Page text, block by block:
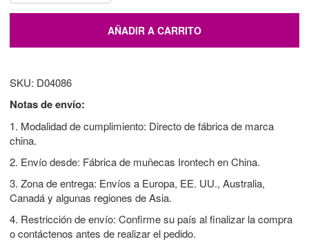
AÑADIR A CARRITO
SKU: D04086
Notas de envío:
1. Modalidad de cumplimiento: Directo de fábrica de marca
china.
2. Envío desde: Fábrica de muñecas Irontech en China.
3. Zona de entrega: Envíos a Europa, EE. UU., Australia,
Canadá y algunas regiones de Asia.
4. Restricción de envío: Confirme su país al finalizar la compra
o contáctenos antes de realizar el pedido.